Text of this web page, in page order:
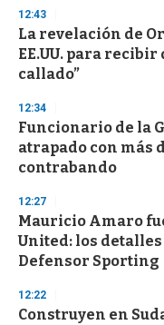
d
s
o
f
3
s
e
c
o
n
12:43
La revelación de
EE.UU. para recibir
callado”
12:34
Funcionario de la
atrapado con más
contrabando
12:27
Mauricio Amaro
United: los
Defensor Sporting
12:22
Construyen en